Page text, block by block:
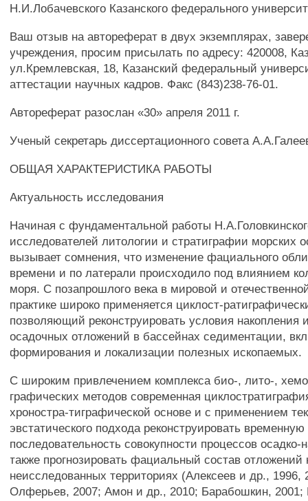
Н.И.Лобачевского Казанского федерального
Ваш отзыв на автореферат в двух экземплярах,
учреждения, просим присылать по адресу: 420008,
ул.Кремлевская, 18, Казанский федеральный
аттестации научных кадров. Факс (843)238-76-01.
Автореферат разослан «30» апреля 2011 г.
Ученый секретарь диссертационного совета
ОБЩАЯ ХАРАКТЕРИСТИКА РАБОТЫ
Актуальность исследования
Начиная с фундаментальной работы
исследователей литологии и стратиграфии морских
вызывает сомнения, что изменение фациального
времени и по латерали происходило под влиянием
моря. С позапрошлого века в мировой и
практике широко применяется циклост-
позволяющий реконструировать условия накопления
осадочных отложений в бассейнах седиментации,
формирования и локализации полезных ископаемых.
С широким привлечением комплекса био-, лито-,
графических методов современная
хроностра-тиграфической основе и с применением
эвстатического подхода реконструировать временную
последовательность совокупности процессов осадко-
также прогнозировать фациальный состав отложений
неисследованных территориях (Алексеев и др., 1996,
Олферьев, 2007; Амон и др., 2010; Барабошкин, 2001;